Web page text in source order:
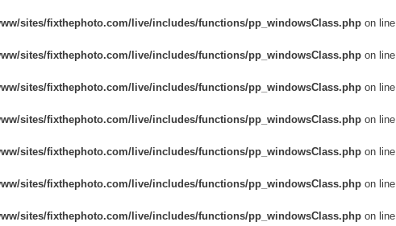
sites/fixthephoto.com/live/includes/functions/pp_windowsClass.phpon line
sites/fixthephoto.com/live/includes/functions/pp_windowsClass.phpon line
sites/fixthephoto.com/live/includes/functions/pp_windowsClass.phpon line
sites/fixthephoto.com/live/includes/functions/pp_windowsClass.phpon line
sites/fixthephoto.com/live/includes/functions/pp_windowsClass.phpon line
sites/fixthephoto.com/live/includes/functions/pp_windowsClass.phpon line
sites/fixthephoto.com/live/includes/functions/pp_windowsClass.phpon line